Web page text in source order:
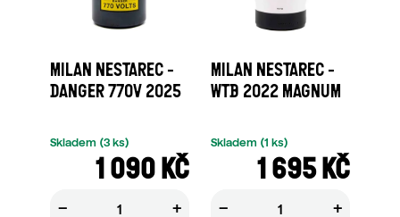
MILAN NESTAREC -
DANGER 770V 2025
1 090 KČ
Skladem (3 ks)
+
−
MILAN NESTAREC -
WTB 2022 MAGNUM
1 695 KČ
Skladem (1 ks)
+
−